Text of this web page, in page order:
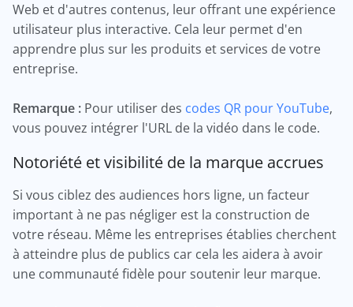
Web et d'autres contenus, leur offrant une expérience
utilisateur plus interactive. Cela leur permet d'en
apprendre plus sur les produits et services de votre
entreprise.
Remarque : Pour utiliser des codes QR pour YouTube,
vous pouvez intégrer l'URL de la vidéo dans le code.
Notoriété et visibilité de la marque accrues
Si vous ciblez des audiences hors ligne, un facteur
important à ne pas négliger est la construction de
votre réseau. Même les entreprises établies cherchent
à atteindre plus de publics car cela les aidera à avoir
une communauté fidèle pour soutenir leur marque.